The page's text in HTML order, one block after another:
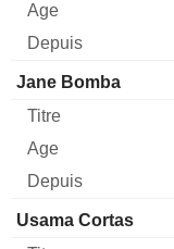
Jane Bomba
Usama Cortas